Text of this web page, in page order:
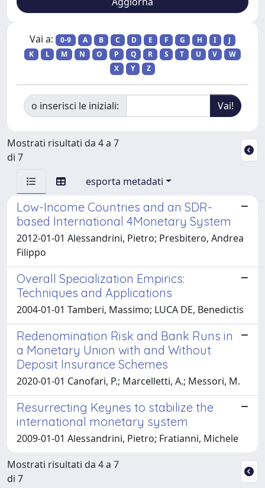
Vai a: 0-9 A B C D E F G H I
J
K
L M N O P Q R S T U V
W
X
Y Z
o inserisci le iniziali:
Mostrati risultati da 4 a 7
di 7
esporta metadati
Low-Income Countries and an SDR-
based International 4Monetary System
2012-01-01 Alessandrini, Pietro; Presbitero, Andrea
Filippo
Overall Specialization Empirics:
Techniques and Applications
2004-01-01 Tamberi, Massimo; LUCA DE, Benedictis
Redenomination Risk and Bank Runs in
a Monetary Union with and Without
Deposit Insurance Schemes
2020-01-01 Canofari, P.; Marcelletti, A.; Messori, M.
Resurrecting Keynes to stabilize the
international monetary system
2009-01-01 Alessandrini, Pietro; Fratianni, Michele
Mostrati risultati da 4 a 7
di 7